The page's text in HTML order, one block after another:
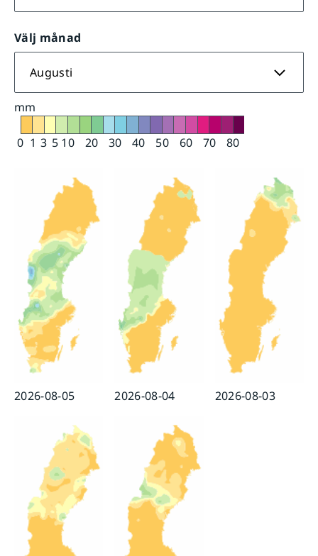
Välj månad
Augusti
mm
0 1 3 5 10 20 30 40 50 60 70 80
2026-08-05 2026-08-04 2026-08-03